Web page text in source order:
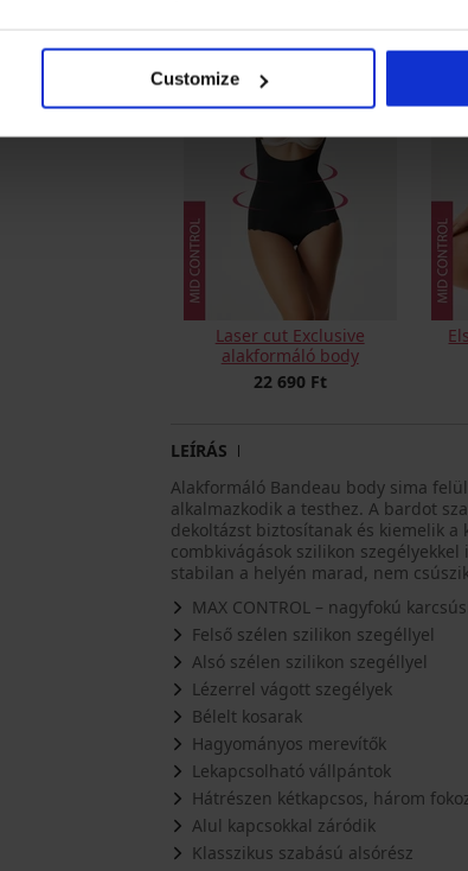
Customize
Laser cut Exclusive
alakformáló body
22 690 Ft
LEÍRÁS
Alakformáló Bandeau body sima
alkalmazkodik a testhez. A bardot
dekoltázst biztosítanak és kiemelik a
combkivágások szilikon
stabilan a helyén marad, nem
MAX CONTROL – nagyfokú
Felső szélen szilikon szegéllyel
Alsó szélen szilikon szegéllyel
Lézerrel vágott szegélyek
Bélelt kosarak
Hagyományos merevítők
Lekapcsolható vállpántok
Hátrészen kétkapcsos, három
Alul kapcsokkal záródik
Klasszikus szabású alsórész